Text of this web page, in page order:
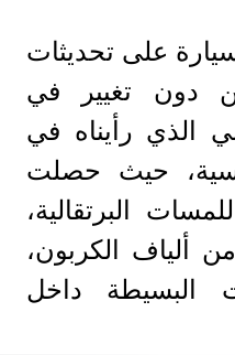
على تحديثات
دون تغيير في
الذي رأيناه في
150 القياسية، حيث حصلت
البرتقالية،
ألياف الكربون،
البسيطة داخل